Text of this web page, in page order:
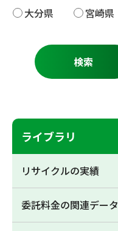
大分県
宮崎県
ライブラリ
リサイクルの実績
委託料金の関連データ